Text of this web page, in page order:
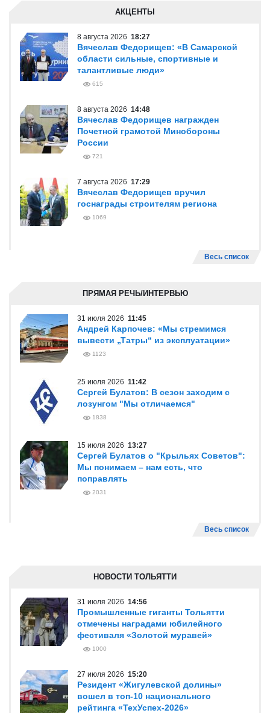
АКЦЕНТЫ
8 августа 2026 18:27
Вячеслав Федорищев: «В Самарской
области сильные, спортивные и
талантливые люди»
615
8 августа 2026 14:48
Вячеслав Федорищев награжден
Почетной грамотой Минобороны
России
721
7 августа 2026 17:29
Вячеслав Федорищев вручил
госнаграды строителям региона
1069
Весь список
ПРЯМАЯ РЕЧЬ/ИНТЕРВЬЮ
31 июля 2026 11:45
Андрей Карпочев: «Мы стремимся
вывести „Татры“ из эксплуатации»
1123
25 июля 2026 11:42
Сергей Булатов: В сезон заходим с
лозунгом "Мы отличаемся"
1838
15 июля 2026 13:27
Сергей Булатов о "Крыльях Советов":
Мы понимаем – нам есть, что
поправлять
2031
Весь список
НОВОСТИ ТОЛЬЯТТИ
31 июля 2026 14:56
Промышленные гиганты Тольятти
отмечены наградами юбилейного
фестиваля «Золотой муравей»
1000
27 июля 2026 15:20
Резидент «Жигулевской долины»
вошел в топ-10 национального
рейтинга «ТехУспех-2026»